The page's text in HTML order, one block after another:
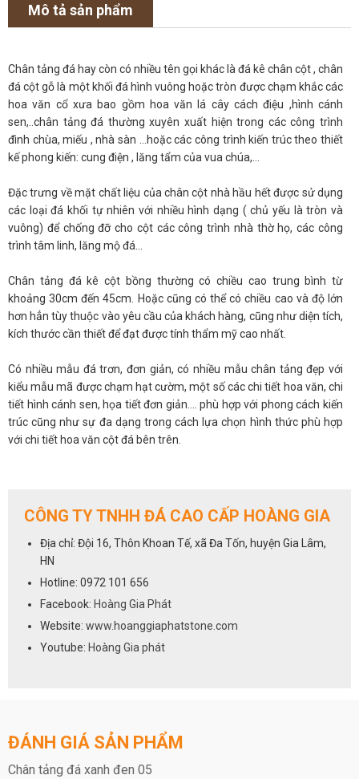
Mô tả sản phẩm
Chân tảng đá hay còn có nhiều tên gọi khác là đá kê chân cột , chân
đá cột gỗ là một khối đá hình vuông hoặc tròn được chạm khắc các
hoa văn cổ xưa bao gồm hoa văn lá cây cách điệu ,hình cánh
sen,..chân tảng đá thường xuyên xuất hiện trong các công trình
đình chùa, miếu , nhà sàn …hoặc các công trình kiến trúc theo thiết
kế phong kiến: cung điện , lăng tẩm của vua chúa,…
Đặc trưng về mặt chất liệu của chân cột nhà hầu hết được sử dụng
các loại đá khối tự nhiên với nhiều hình dạng ( chủ yếu là tròn và
vuông) để chống đỡ cho cột các công trình nhà thờ họ, các công
trình tâm linh, lăng mộ đá…
Chân tảng đá kê cột bồng thường có chiều cao trung bình từ
khoảng 30cm đến 45cm. Hoặc cũng có thể có chiều cao và độ lớn
hơn hẳn tùy thuộc vào yêu cầu của khách hàng, cũng như diện tích,
kích thước cần thiết để đạt được tính thẩm mỹ cao nhất.
Có nhiều mẫu đá trơn, đơn giản, có nhiều mẫu chân tảng đẹp với
kiểu mẫu mã được chạm hạt cườm, một số các chi tiết hoa văn, chi
tiết hình cánh sen, họa tiết đơn giản…. phù hợp với phong cách kiến
trúc cũng như sự đa dạng trong cách lựa chọn hình thức phù hợp
với chi tiết hoa văn cột đá bên trên.
thước khác nhau.
Để được tư vấn và báo giá hãy nhanh tay liên hệ với chúng tôi qua
số hotline
CÔNG TY TNHH ĐÁ CAO CẤP HOÀNG GIA
Địa chỉ: Đội 16, Thôn Khoan Tế, xã Đa Tốn, huyện Gia Lâm,
HN
Hotline: 0972 101 656
Facebook: Hoàng Gia Phát
Website: www.hoanggiaphatstone.com
Youtube: Hoàng Gia phát
ĐÁNH GIÁ SẢN PHẨM
Chân tảng đá xanh đen 05